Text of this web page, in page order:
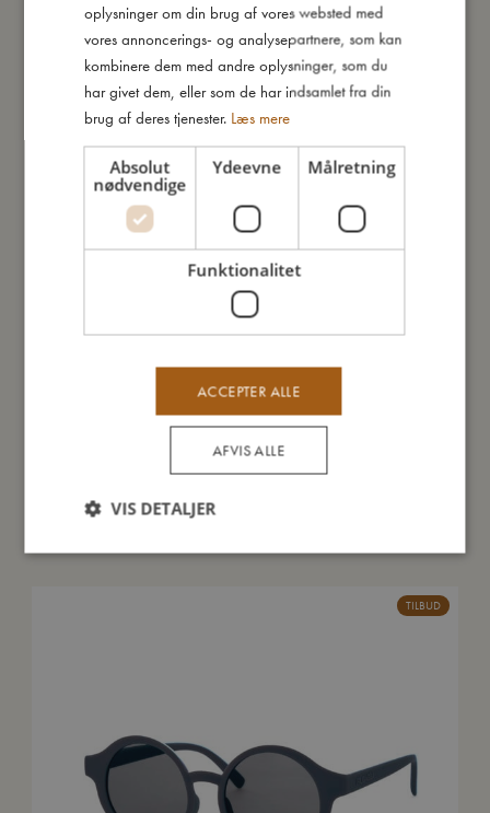
Du vil måske også kunne lide
TILBUD
GERMAN
oplysninger om din brug af vores websted med
vores annoncerings- og analysepartnere, som kan
kombinere dem med andre oplysninger, som du
har givet dem, eller som de har indsamlet fra din
brug af deres tjenester. Læs mere
Absolut
nødvendige
Ydeevne Målretning
Funktionalitet
ACCEPTER ALLE
AFVIS ALLE
VIS DETALJER